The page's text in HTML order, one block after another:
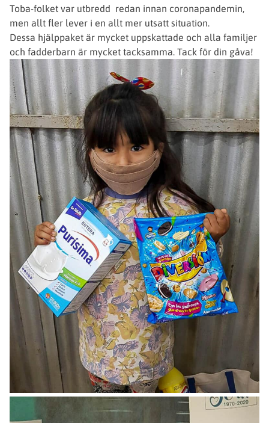
Toba-folket var utbredd redan innan coronapandemin,
men allt fler lever i en allt mer utsatt situation.
Dessa hjälppaket är mycket uppskattade och alla familjer
och fadderbarn är mycket tacksamma. Tack för din gåva!